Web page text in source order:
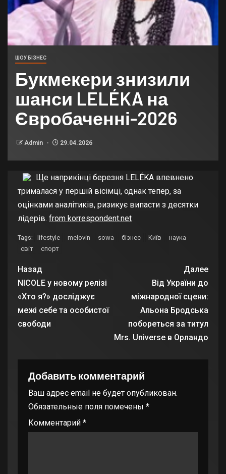
ШОУ БІЗНЕС
Букмекери знизили
шанси LELÉKA на
Євробаченні-2026
Admin 29.04.2026
Ще наприкінці березня LELÉKA впевнено
трималася у першій вісімці, однак тепер, за
оцінками аналітиків, ризикує випасти з десятки
лідерів. from korrespondent.net
Tags: lifestyle melovin sowa бізнес Київ
наука
світ
спорт
Назад
NICOLE у новому релізі
«Хто я?» досліджує
межі себе та особистої
свободи
Далее
Від України до
міжнародної сцени:
Альона Бродська
побореться за титул
Mrs. Universe в Орландо
Добавить комментарий
Ваш адрес email не будет опубликован.
Обязательные поля помечены *
Комментарий *